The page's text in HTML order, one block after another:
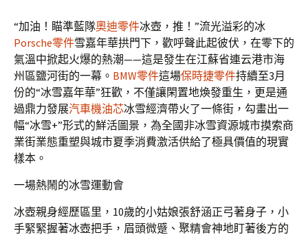
“加油！瞄準藍隊奧迪零件冰壺，推！”流光溢彩的冰
Porsche零件雪嘉年華拱門下，歡呼聲此起彼伏，在零下的
氣溫中掀起火爆的熱潮——這是發生在江蘇省連云港市海
州區鹽河街的一幕。 BMW零件這場保時捷零件持續至3月
份的“冰雪嘉年華”狂歡，不僅讓閑置地煥發重生，更是通
過鼎力發展汽車機油芯冰雪經濟帶火了一條街，勾畫出一
幅“冰雪+”形式的鮮活圖景，為全國非冰雪資源城市摸索商
業街業態重塑與城市夏季消費激活供給了極具價值的現實
樣本。
一場熱鬧的冰雪運動會
冰壺親身經歷區里，10歲的小姑娘張舒涵正弓著身子，小
手緊緊握著冰壺把手，眉頭微蹙、聚精會神地盯著後方的